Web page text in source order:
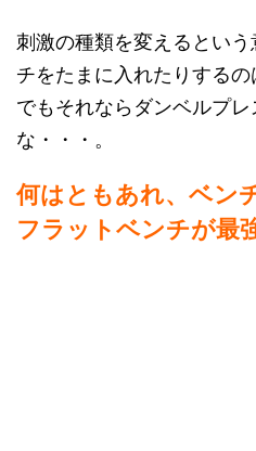
刺激の種類を変えるとい
チをたまに入れたりするの
でもそれならダンベルプ
な・・・。
何はともあれ、ベン
フラットベンチが最